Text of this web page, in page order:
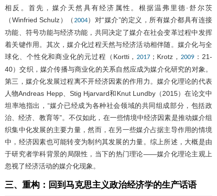
相反。首先，媒介天然具有经济属性。根据温弗里德·舒尔茨
（Winfried Schulz）（ 2004）对“媒介”的定义，所有媒介都具有连接
功能、符号功能与经济功能，共同决定了媒介在社会变革过程中发挥
着关键作用。其次，媒介化过程天然与经济活动相伴随。媒介化与全
球化、个性化和商业化的元过程（Kortti， 2017 ；Krotz， 2009 ：21-
40）交织，媒介传播与商业化的关系自然应成为媒介化研究的对象。
第三，媒介化发展过程离不开经济因素的作用力。媒介化理论的代表
人物Andreas Hepp、Stig Hjarvard和Knut Lundby（2015）在论文中
坦率地指出，“媒介已经成为各种社会领域的共同组成部分，包括政
治、经济、教育等”。不仅如此，在一些情境中经济因素是推动媒介组
织集中化发展的主要力量，然而，在另一些媒介占据主导作用的情境
中，经济因素也可能转变为制约其发展的力量。综上所述，大概是由
于研究者学科背景的局限性，当下的热门理论——媒介化理论主观上
忽视了经济活动的媒介化现象。
三、重构：回到马克思主义政治经济学的生产话语